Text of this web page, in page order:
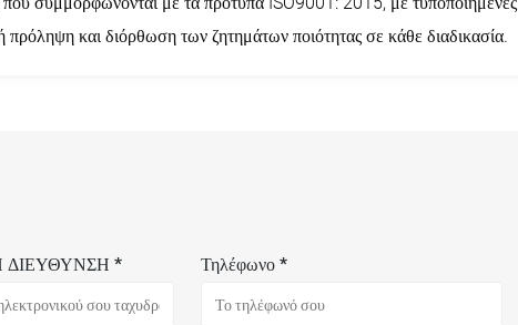
πρόληψη και διόρθωση των ζητημάτων ποιότητας σε κάθε διαδικασία.
* Τηλέφωνο *